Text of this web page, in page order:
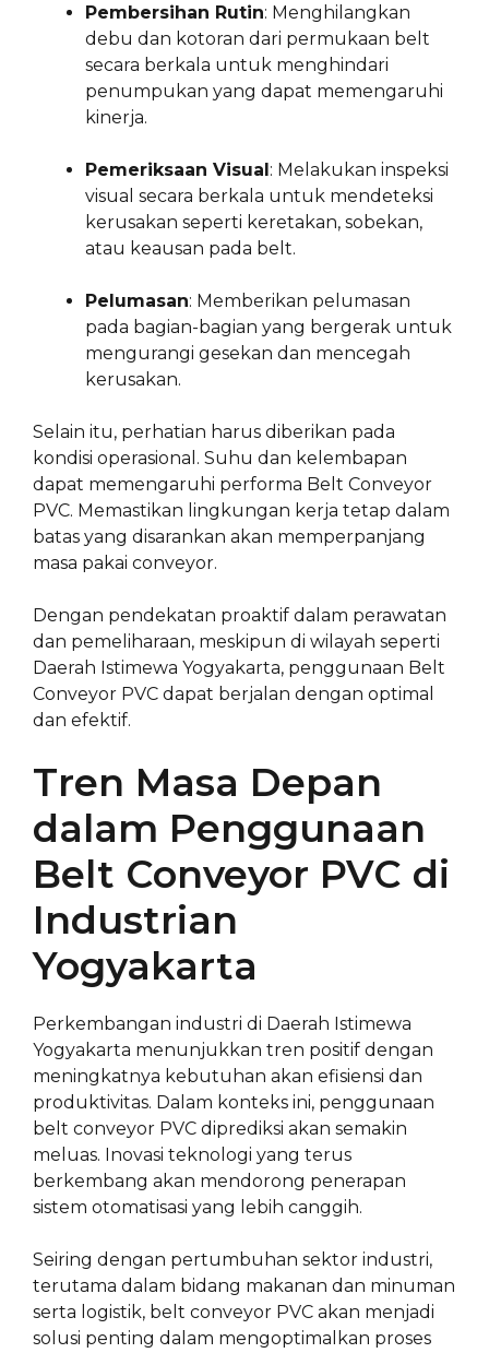
Pembersihan Rutin: Menghilangkan
debu dan kotoran dari permukaan belt
secara berkala untuk menghindari
penumpukan yang dapat memengaruhi
kinerja.
Pemeriksaan Visual: Melakukan inspeksi
visual secara berkala untuk mendeteksi
kerusakan seperti keretakan, sobekan,
atau keausan pada belt.
Pelumasan: Memberikan pelumasan
pada bagian-bagian yang bergerak untuk
mengurangi gesekan dan mencegah
kerusakan.
Selain itu, perhatian harus diberikan pada
kondisi operasional. Suhu dan kelembapan
dapat memengaruhi performa Belt Conveyor
PVC. Memastikan lingkungan kerja tetap dalam
batas yang disarankan akan memperpanjang
masa pakai conveyor.
Dengan pendekatan proaktif dalam perawatan
dan pemeliharaan, meskipun di wilayah seperti
Daerah Istimewa Yogyakarta, penggunaan Belt
Conveyor PVC dapat berjalan dengan optimal
dan efektif.
Tren Masa Depan
dalam Penggunaan
Belt Conveyor PVC di
Industrian
Yogyakarta
Perkembangan industri di Daerah Istimewa
Yogyakarta menunjukkan tren positif dengan
meningkatnya kebutuhan akan efisiensi dan
produktivitas. Dalam konteks ini, penggunaan
belt conveyor PVC diprediksi akan semakin
meluas. Inovasi teknologi yang terus
berkembang akan mendorong penerapan
sistem otomatisasi yang lebih canggih.
Seiring dengan pertumbuhan sektor industri,
terutama dalam bidang makanan dan minuman
serta logistik, belt conveyor PVC akan menjadi
solusi penting dalam mengoptimalkan proses